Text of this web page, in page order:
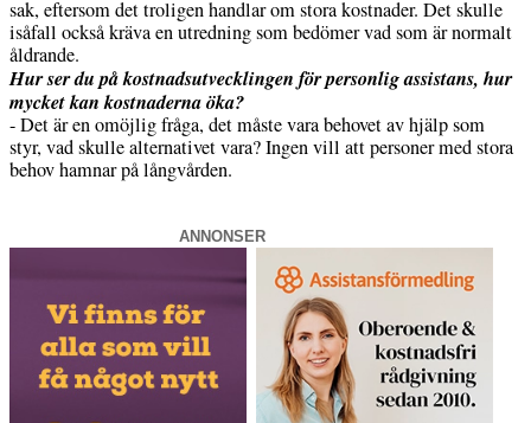
sak, eftersom det troligen handlar om stora kostnader. Det skulle
isåfall också kräva en utredning som bedömer vad som är normalt
åldrande.
Hur ser du på kostnadsutvecklingen för personlig assistans, hur
mycket kan kostnaderna öka?
- Det är en omöjlig fråga, det måste vara behovet av hjälp som
styr, vad skulle alternativet vara? Ingen vill att personer med stora
behov hamnar på långvården.
ANNONSER